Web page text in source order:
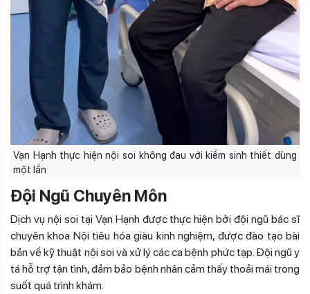
Vạn Hạnh thực hiện nội soi không đau với kiềm sinh thiết dùng
một lần
Đội Ngũ Chuyên Môn
Dịch vụ nội soi tại Vạn Hạnh được thực hiện bởi đội ngũ bác sĩ
chuyên khoa Nội tiêu hóa giàu kinh nghiệm, được đào tạo bài
bản về kỹ thuật nội soi và xử lý các ca bệnh phức tạp. Đội ngũ y
tá hỗ trợ tận tình, đảm bảo bệnh nhân cảm thấy thoải mái trong
suốt quá trình khám.